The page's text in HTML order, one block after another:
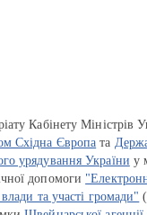
Кабінету Міністрів
Східна Європа та
урядування України у
допомоги
влади та участі громади"